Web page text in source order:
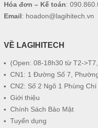
Hóa đơn – Kế toán:
Email: hoadon@lagihitech.vn
VỀ LAGIHITECH
(Open: 08-18h30 từ T2-
CN1: 1 Đường Số 7,
CN2: Số 2 Ngõ 1 Phùng
Giới thiệu
Chính Sách Bảo Mật
Tuyển dụng